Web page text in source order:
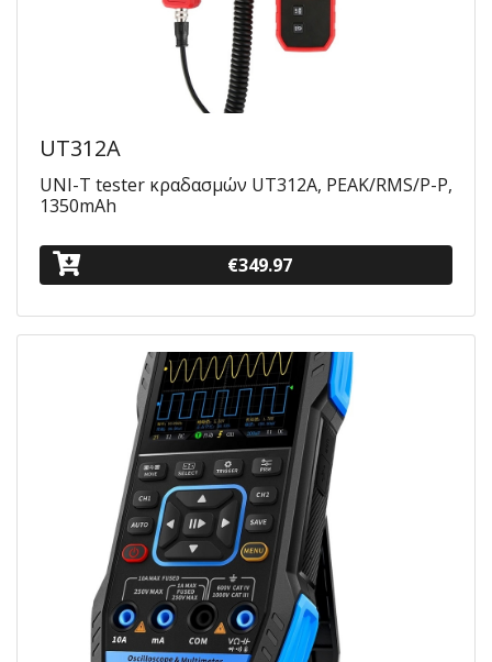
UT312A
UNI-T tester κραδασμών UT312A, PEAK/RMS/P-P,
1350mAh
€349.97